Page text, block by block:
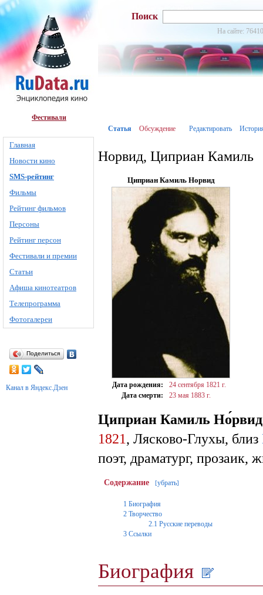
Фестивали
Главная
Новости кино
SMS-рейтинг
Фильмы
Рейтинг фильмов
Персоны
Рейтинг персон
Фестивали и премии
Статьи
Афиша кинотеатров
Телепрограмма
Фотогалереи
Поделиться
Канал в Яндекс.Дзен
Поиск
На сайте:
Статья Обсуждение Редактировать
Норвид, Циприан Камиль
Циприан Камиль Норвид
Дата рождения: 24 сентября 1821 г.
Дата смерти:
23 мая 1883 г.
Циприан Камиль Но́рвид
1821, Лясково-Глухы, близ
поэт, драматург, прозаик,
Содержание [убрать]
1 Биография
2 Творчество
2.1 Русские переводы
3 Ссылки
Биография